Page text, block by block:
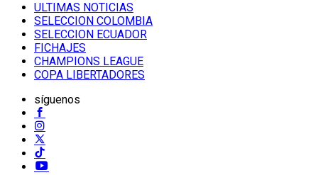
ULTIMAS NOTICIAS
SELECCION COLOMBIA
SELECCION ECUADOR
FICHAJES
CHAMPIONS LEAGUE
COPA LIBERTADORES
síguenos